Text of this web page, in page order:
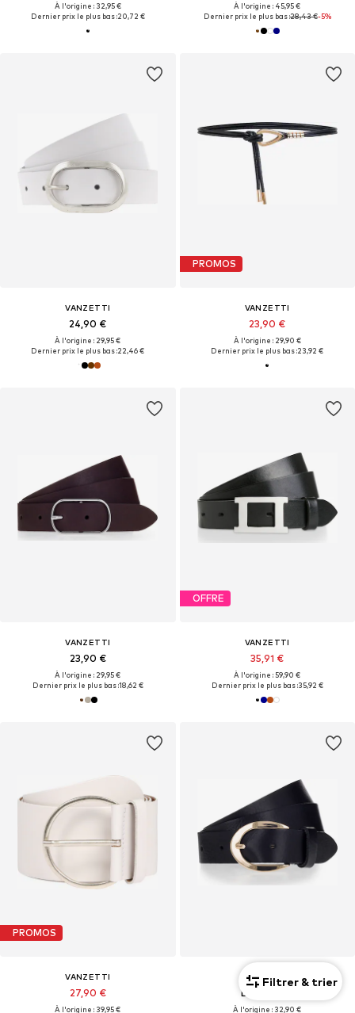
À l'origine : 32,95 €
Dernier prix le plus bas :20,72 €
À l'origine : 45,95 €
Dernier prix le plus bas :28,43 €-5%
VANZETTI
24,90 €
À l'origine : 29,95 €
Dernier prix le plus bas :22,46 €
PROMOS
VANZETTI
23,90 €
À l'origine : 29,90 €
Dernier prix le plus bas :23,92 €
VANZETTI
23,90 €
À l'origine : 29,95 €
Dernier prix le plus bas :18,62 €
OFFRE
VANZETTI
35,91 €
À l'origine : 59,90 €
Dernier prix le plus bas :35,92 €
PROMOS
VANZETTI
27,90 €
À l'origine : 39,95 €
VANZETTI
De 22,90 €
À l'origine : 32,90 €
Filtrer & trier